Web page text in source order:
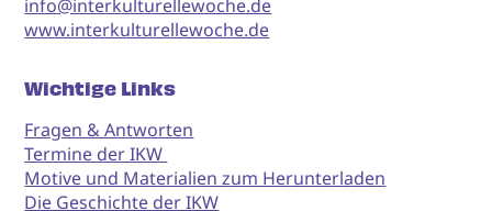
info@interkulturellewoche.de
www.interkulturellewoche.de
Wichtige Links
Fragen & Antworten
Termine der IKW
Motive und Materialien zum Herunterladen
Die Geschichte der IKW